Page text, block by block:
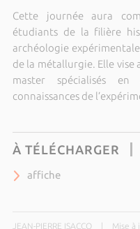
Cette journée aura
étudiants de la filière
archéologie
de la métallurgie. Elle
master spécialisés
connaissances de
À TÉLÉCHARGER
affiche
JEAN-PIERRE ISACCO Mise à